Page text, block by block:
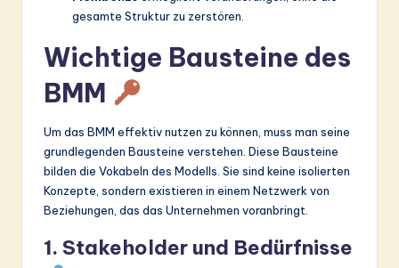
gesamte Struktur zu zerstören.
Wichtige Bausteine des
BMM
Um das BMM effektiv nutzen zu können, muss man seine
grundlegenden Bausteine verstehen. Diese Bausteine
bilden die Vokabeln des Modells. Sie sind keine isolierten
Konzepte, sondern existieren in einem Netzwerk von
Beziehungen, das das Unternehmen voranbringt.
1. Stakeholder und Bedürfnisse